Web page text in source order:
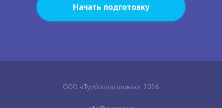
Начать подготовку
ООО «Турбоподготовка», 2026